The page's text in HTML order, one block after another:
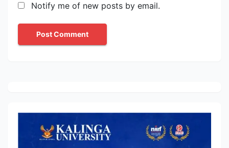
Notify me of new posts by email.